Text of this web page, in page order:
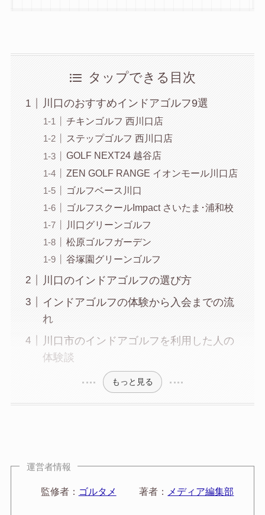
タップできる目次
川口のおすすめインドアゴルフ9選
チキンゴルフ 西川口店
ステップゴルフ 西川口店
GOLF NEXT24 越谷店
ZEN GOLF RANGE イオンモール川口店
ゴルフベース川口
ゴルフスクールImpact さいたま･浦和校
川口グリーンゴルフ
松原ゴルフガーデン
谷塚園グリーンゴルフ
川口のインドアゴルフの選び方
インドアゴルフの体験から入会までの流
れ
川口市のインドアゴルフを利用した人の
体験談
もっと見る
運営者情報
監修者： ゴルタメ 著者： メディア編集部